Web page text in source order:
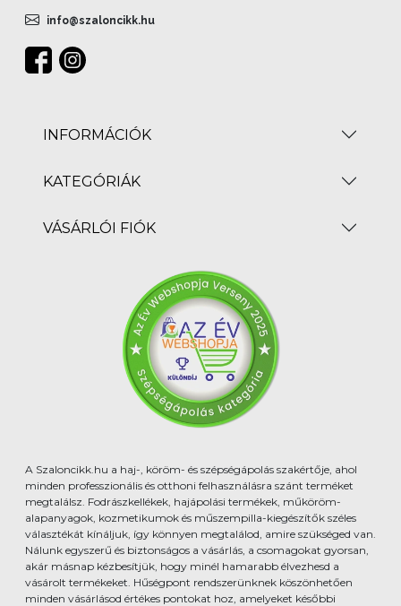
info@szaloncikk.hu
INFORMÁCIÓK
KATEGÓRIÁK
VÁSÁRLÓI FIÓK
A Szaloncikk.hu a haj-, köröm- és szépségápolás szakértője, ahol
minden professzionális és otthoni felhasználásra szánt terméket
megtalálsz. Fodrászkellékek, hajápolási termékek, műköröm-
alapanyagok, kozmetikumok és műszempilla-kiegészítők széles
választékát kínáljuk, így könnyen megtalálod, amire szükséged van.
Nálunk egyszerű és biztonságos a vásárlás, a csomagokat gyorsan,
akár másnap kézbesítjük, hogy minél hamarabb élvezhesd a
vásárolt termékeket. Hűségpont rendszerünknek köszönhetően
minden vásárlásod értékes pontokat hoz, amelyeket későbbi